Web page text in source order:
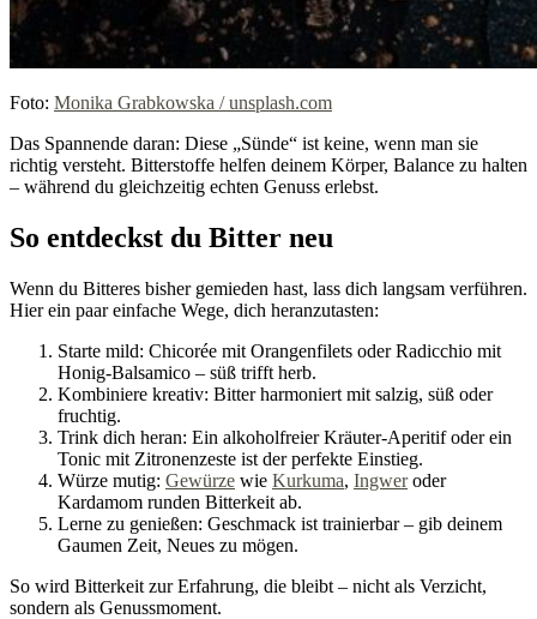
Foto: Monika Grabkowska / unsplash.com
Das Spannende daran: Diese „Sünde“ ist keine, wenn man sie
richtig versteht. Bitterstoffe helfen deinem Körper, Balance zu halten
– während du gleichzeitig echten Genuss erlebst.
So entdeckst du Bitter neu
Wenn du Bitteres bisher gemieden hast, lass dich langsam verführen.
Hier ein paar einfache Wege, dich heranzutasten:
Starte mild: Chicorée mit Orangenfilets oder Radicchio mit
Honig-Balsamico – süß trifft herb.
Kombiniere kreativ: Bitter harmoniert mit salzig, süß oder
fruchtig.
Trink dich heran: Ein alkoholfreier Kräuter-Aperitif oder ein
Tonic mit Zitronenzeste ist der perfekte Einstieg.
Würze mutig: Gewürze wie Kurkuma, Ingweroder
Kardamom runden Bitterkeit ab.
Lerne zu genießen: Geschmack ist trainierbar – gib deinem
Gaumen Zeit, Neues zu mögen.
So wird Bitterkeit zur Erfahrung, die bleibt – nicht als Verzicht,
sondern als Genussmoment.